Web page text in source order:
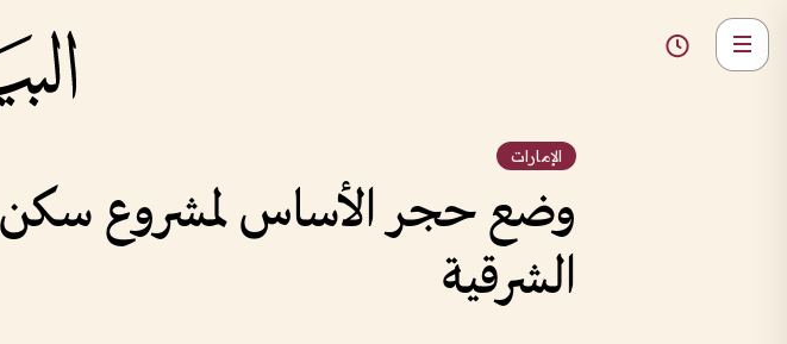
الإمارات
وضع حجر الأساس لمشروع سكن
الشرقية